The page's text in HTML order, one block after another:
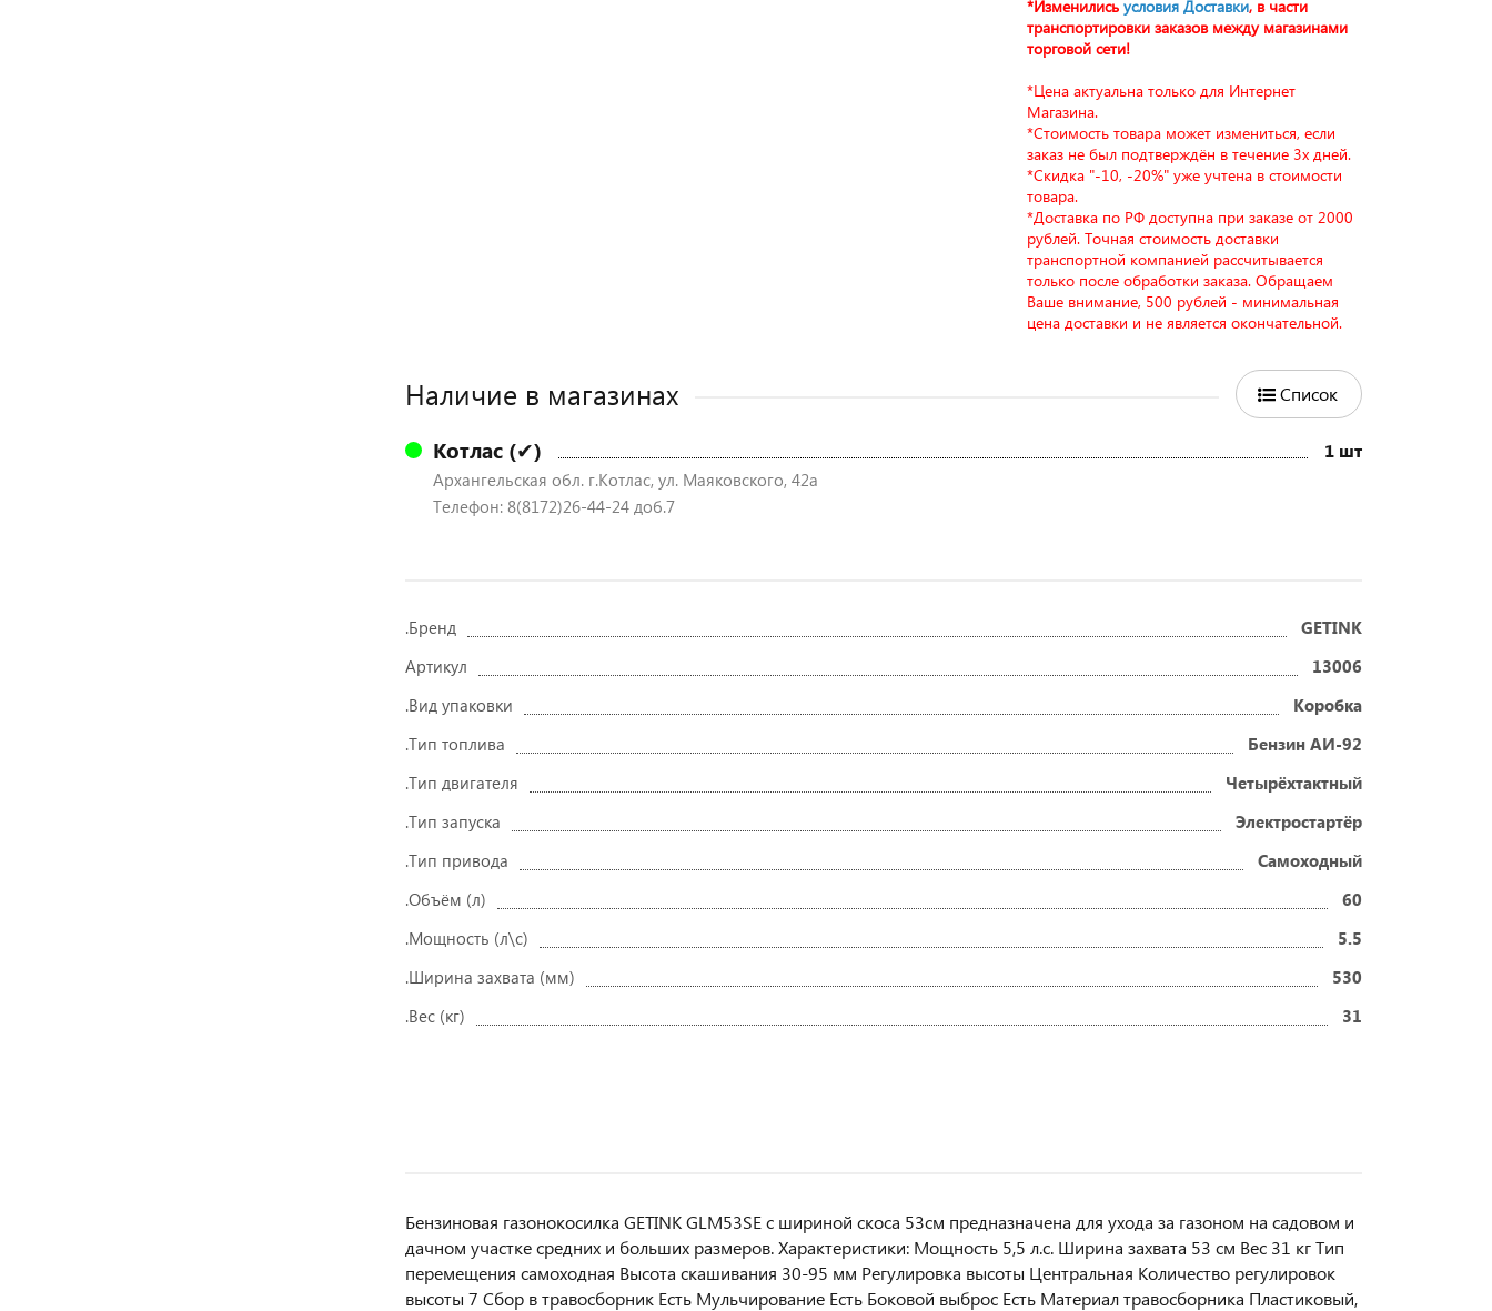
*Изменилисьусловия Доставки, в части
транспортировки заказов между магазинами
торговой сети!
*Цена актуальна только для Интернет
Магазина.
*Стоимость товара может измениться, если
заказ не был подтверждён в течение 3х дней.
*Скидка "-10, -20%" уже учтена в стоимости
товара.
*Доставка по РФ доступна при заказе от 2000
рублей. Точная стоимость доставки
транспортной компанией рассчитывается
только после обработки заказа. Обращаем
Ваше внимание, 500 рублей - минимальная
цена доставки и не является окончательной.
Наличие в магазинах Список
Котлас (✔) 1 шт
Архангельская обл. г.Котлас, ул. Маяковского, 42а
Телефон: 8(8172)26-44-24 доб.7
.Бренд
GETINK
Артикул
13006
.Вид упаковки
Коробка
.Тип топлива
Бензин АИ-92
.Тип двигателя
Четырёхтактный
.Тип запуска
Электростартёр
.Тип привода
Самоходный
.Объём (л)
60
.Мощность (л\с)
5.5
.Ширина захвата (мм)
530
.Вес (кг)
31
Бензиновая газонокосилка GETINK GLM53SE с шириной скоса 53см предназначена для ухода за газоном на садовом и
дачном участке средних и больших размеров. Характеристики: Мощность 5,5 л.с. Ширина захвата 53 см Вес 31 кг Тип
перемещения самоходная Высота скашивания 30-95 мм Регулировка высоты Центральная Количество регулировок
высоты 7 Сбор в травосборник Есть Мульчирование Есть Боковой выброс Есть Материал травосборника Пластиковый,